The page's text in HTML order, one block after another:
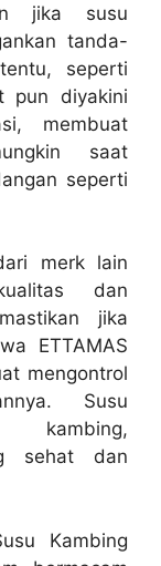
jika susu
tanda-
seperti
pun diyakini
membuat
saat
seperti
merk lain
dan
jika
ETTAMAS
mengontrol
Susu
kambing,
sehat dan
Kambing